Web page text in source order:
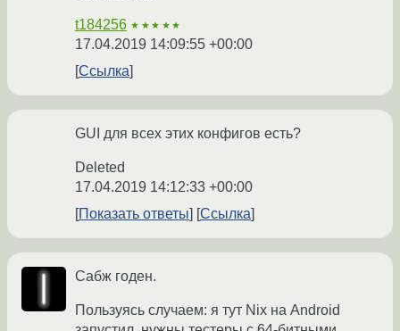
t184256 ★★★★★
17.04.2019 14:09:55 +00:00
Ссылка
GUI для всех этих конфигов есть?
Deleted
17.04.2019 14:12:33 +00:00
Показать ответы
Ссылка
Сабж годен.
Пользуясь случаем: я тут Nix на Android